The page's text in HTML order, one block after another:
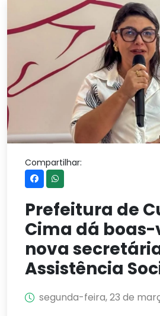
Compartilhar:
Prefeitura de
Cima dá
nova
Assistência
segunda-feira, 23 de